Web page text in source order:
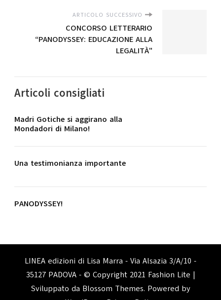
ARTICOLO SUCCESSIVO
CONCORSO LETTERARIO
“PANODYSSEY: EDUCAZIONE ALLA
LEGALITÀ"
Articoli consigliati
Madri Gotiche si aggirano alla
Mondadori di Milano!
Una testimonianza importante
PANODYSSEY!
LINEA edizioni di Lisa Marra - Via Alsazia 3/A/10 -
35127 PADOVA - © Copyright 2021 Fashion Lite |
Sviluppato da Blossom Themes. Powered by